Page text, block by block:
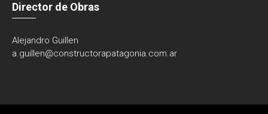
Director de Obras
Alejandro Guillen
a.guillen@constructorapatagonia.com.ar